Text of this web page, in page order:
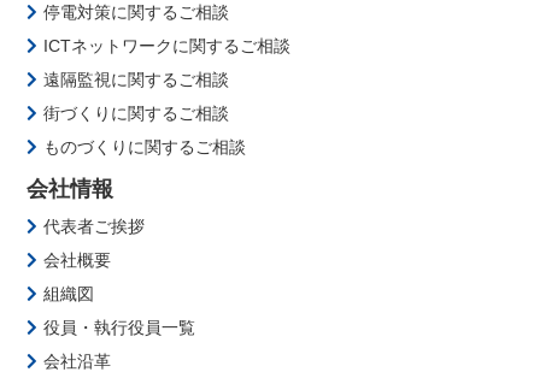
停電対策に関するご相談
ICTネットワークに関するご相談
遠隔監視に関するご相談
街づくりに関するご相談
ものづくりに関するご相談
会社情報
代表者ご挨拶
会社概要
組織図
役員・執行役員一覧
会社沿革